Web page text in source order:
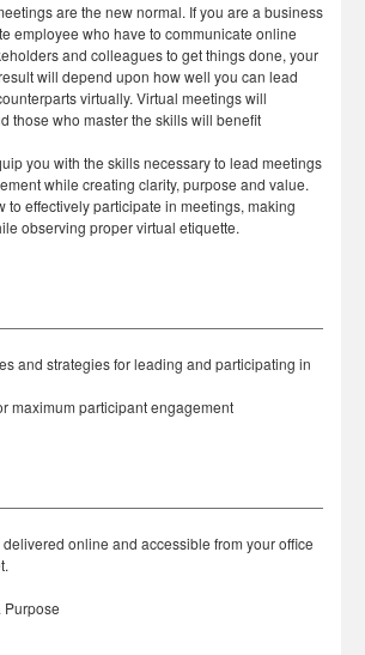
are the new normal. If you are a business
employee who have to communicate online
and colleagues to get things done, your
will depend upon how well you can lead
virtually. Virtual meetings will
those who master the skills will benefit
you with the skills necessary to lead meetings
while creating clarity, purpose and value.
to effectively participate in meetings, making
observing proper virtual etiquette.
and strategies for leading and participating in
maximum participant engagement
online and accessible from your office
Purpose